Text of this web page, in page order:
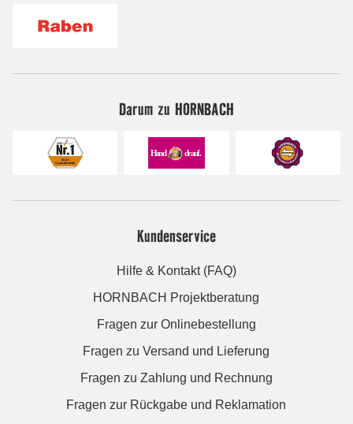
Darum zu HORNBACH
Kundenservice
Hilfe & Kontakt (FAQ)
HORNBACH Projektberatung
Fragen zur Onlinebestellung
Fragen zu Versand und Lieferung
Fragen zu Zahlung und Rechnung
Fragen zur Rückgabe und Reklamation